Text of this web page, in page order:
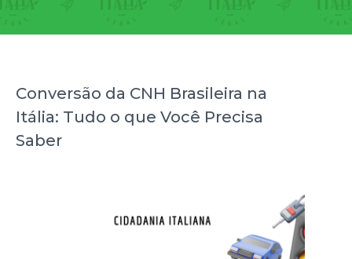
Conversão da CNH Brasileira na
Itália: Tudo o que Você Precisa
Saber